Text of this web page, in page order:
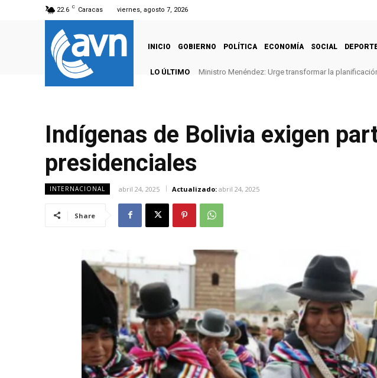
22.6 C Caracas viernes, agosto 7, 2026
INICIO GOBIERNO POLÍTICA ECONOMÍA SOCIAL
LO ÚLTIMO Ministro Menéndez: Urge transformar la
Indígenas de Bolivia exigen
presidenciales
INTERNACIONAL abril 24, 2025 Actualizado: abril 24, 2025
Share